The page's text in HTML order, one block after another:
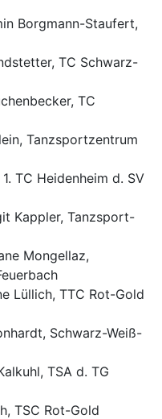
Borgmann-Staufert,
TC Schwarz-
TC
Tanzsportzentrum
TC Heidenheim d. SV
Kappler, Tanzsport-
Mongellaz,
Lüllich, TTC Rot-Gold
Schwarz-Weiß-
TSA d. TG
TSC Rot-Gold